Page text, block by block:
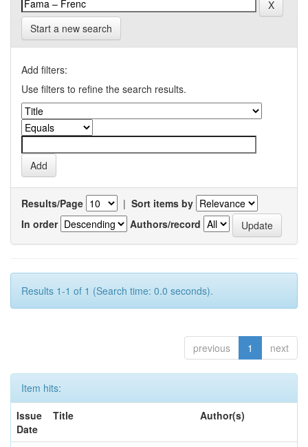
Start a new search
Add filters:
Use filters to refine the search results.
Results/Page | Sort items by
In order
Authors/record
Results 1-1 of 1 (Search time: 0.0 seconds).
previous 1 next
Item hits:
Issue
Date
Title Author(s)